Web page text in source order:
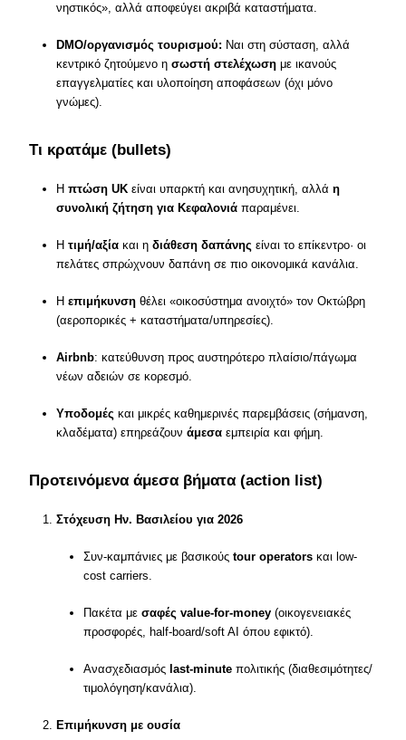
νηστικός», αλλά αποφεύγει ακριβά καταστήματα.
DMO/οργανισμός τουρισμού: Ναι στη σύσταση, αλλά
κεντρικό ζητούμενο ησωστή στελέχωση με ικανούς
επαγγελματίες και υλοποίηση αποφάσεων (όχι μόνο
γνώμες).
Τι κρατάμε (bullets)
Ηπτώση UK είναι υπαρκτή και ανησυχητική, αλλάη
συνολική ζήτηση για Κεφαλονιά παραμένει.
Ητιμή/αξία και ηδιάθεση δαπάνης είναι το επίκεντρο· οι
πελάτες σπρώχνουν δαπάνη σε πιο οικονομικά κανάλια.
Ηεπιμήκυνση θέλει «οικοσύστημα ανοιχτό» τον Οκτώβρη
(αεροπορικές + καταστήματα/υπηρεσίες).
Airbnb: κατεύθυνση προς αυστηρότερο πλαίσιο/πάγωμα
νέων αδειών σε κορεσμό.
Υποδομές και μικρές καθημερινές παρεμβάσεις (σήμανση,
κλαδέματα) επηρεάζουνάμεσα εμπειρία και φήμη.
Προτεινόμενα άμεσα βήματα (action list)
Στόχευση Ην. Βασιλείου για 2026
Συν-καμπάνιες με βασικούςtour operators και low-
cost carriers.
Πακέτα μεσαφές value-for-money (οικογενειακές
προσφορές, half-board/soft AI όπου εφικτό).
Ανασχεδιασμός last-minute πολιτικής (διαθεσιμότητες/
τιμολόγηση/κανάλια).
Επιμήκυνση με ουσία